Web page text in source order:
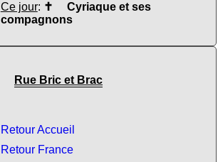
Ce jour: ✝ Cyriaque et ses
compagnons
Rue Bric et Brac
Retour Accueil
Retour France